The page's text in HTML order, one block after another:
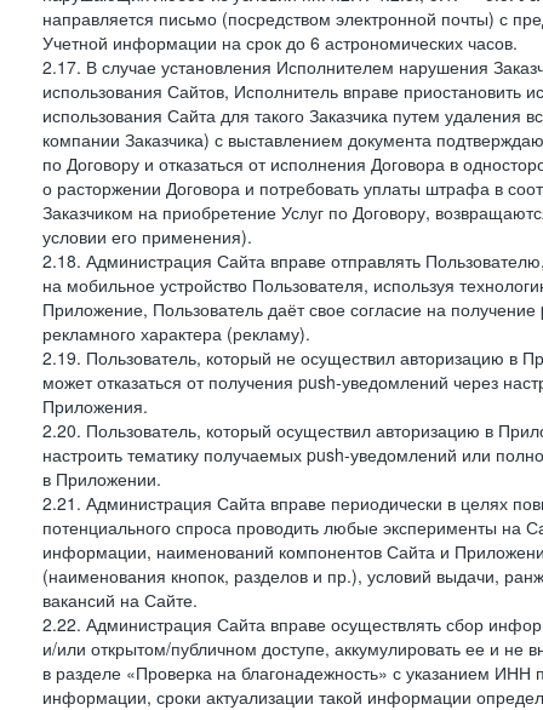
направляется письмо (посредством электронной почты) с
Учетной информации на срок до 6 астрономических часов.
2.17. В случае установления Исполнителем нарушения
использования Сайтов, Исполнитель вправе приостановить
использования Сайта для такого Заказчика путем
компании Заказчика) с выставлением документа
по Договору и отказаться от исполнения Договора в
о расторжении Договора и потребовать уплаты штрафа в
Заказчиком на приобретение Услуг по Договору,
условии его применения).
2.18. Администрация Сайта вправе отправлять
на мобильное устройство Пользователя, используя
Приложение, Пользователь даёт свое согласие на
рекламного характера (рекламу).
2.19. Пользователь, который не осуществил авторизацию в
может отказаться от получения push-уведомлений через
Приложения.
2.20. Пользователь, который осуществил авторизацию в
настроить тематику получаемых push-уведомлений или
в Приложении.
2.21. Администрация Сайта вправе периодически в целях
потенциального спроса проводить любые эксперименты на
информации, наименований компонентов Сайта и
(наименования кнопок, разделов и пр.), условий выдачи,
вакансий на Сайте.
2.22. Администрация Сайта вправе осуществлять сбор
и/или открытом/публичном доступе, аккумулировать ее и не
в разделе «Проверка на благонадежность» с указанием
информации, сроки актуализации такой информации